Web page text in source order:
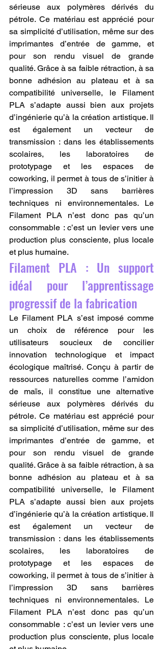
sérieuse aux polymères dérivés du
pétrole. Ce matériau est apprécié pour
sa simplicité d’utilisation, même sur des
imprimantes d’entrée de gamme, et
pour son rendu visuel de grande
qualité. Grâce à sa faible rétraction, à sa
bonne adhésion au plateau et à sa
compatibilité universelle, le Filament
PLA s’adapte aussi bien aux projets
d’ingénierie qu’à la création artistique. Il
est également un vecteur de
transmission : dans les établissements
scolaires, les laboratoires de
prototypage et les espaces de
coworking, il permet à tous de s’initier à
l’impression 3D sans barrières
techniques ni environnementales. Le
Filament PLA n’est donc pas qu’un
consommable : c’est un levier vers une
production plus consciente, plus locale
et plus humaine.
Filament PLA : Un support
idéal pour l’apprentissage
progressif de la fabrication
Le Filament PLA s’est imposé comme
un choix de référence pour les
utilisateurs soucieux de concilier
innovation technologique et impact
écologique maîtrisé. Conçu à partir de
ressources naturelles comme l’amidon
de maïs, il constitue une alternative
sérieuse aux polymères dérivés du
pétrole. Ce matériau est apprécié pour
sa simplicité d’utilisation, même sur des
imprimantes d’entrée de gamme, et
pour son rendu visuel de grande
qualité. Grâce à sa faible rétraction, à sa
bonne adhésion au plateau et à sa
compatibilité universelle, le Filament
PLA s’adapte aussi bien aux projets
d’ingénierie qu’à la création artistique. Il
est également un vecteur de
transmission : dans les établissements
scolaires, les laboratoires de
prototypage et les espaces de
coworking, il permet à tous de s’initier à
l’impression 3D sans barrières
techniques ni environnementales. Le
Filament PLA n’est donc pas qu’un
consommable : c’est un levier vers une
production plus consciente, plus locale